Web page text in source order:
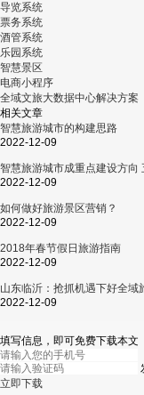
导览系统
票务系统
酒管系统
乐园系统
智慧景区
电商小程序
全域文旅大数据中心解决方案
相关文章
智慧旅游城市的构建思路
2022-12-09
智慧旅游城市成重点建设方向
2022-12-09
如何做好旅游景区营销？
2022-12-09
2018年春节假日旅游指南
2022-12-09
山东临沂：抢抓机遇下好全域
2022-12-09
填写信息，即可免费下载本文
立即下载